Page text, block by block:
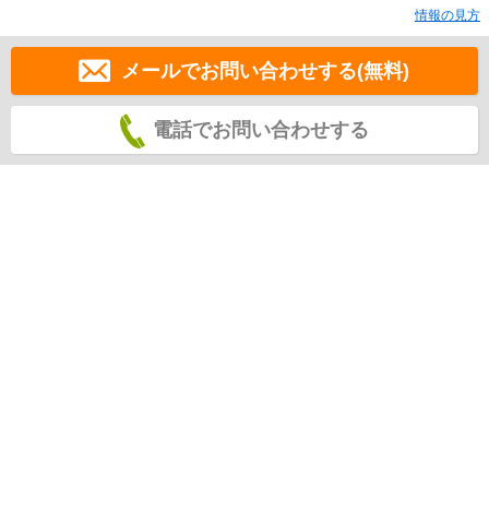
情報の見方
メールでお問い合わせする(無料)
電話でお問い合わせする